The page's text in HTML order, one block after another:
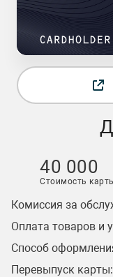
40 000
Стоимость
Комиссия за
Оплата товаров и
Способ
Перевыпуск карты: